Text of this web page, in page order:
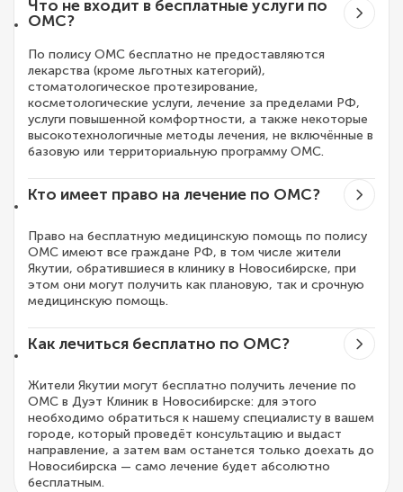
Что не входит в бесплатные услуги по
ОМС?
По полису ОМС бесплатно не предоставляются
лекарства (кроме льготных категорий),
стоматологическое протезирование,
косметологические услуги, лечение за пределами РФ,
услуги повышенной комфортности, а также некоторые
высокотехнологичные методы лечения, не включённые в
базовую или территориальную программу ОМС.
Кто имеет право на лечение по ОМС?
Право на бесплатную медицинскую помощь по полису
ОМС имеют все граждане РФ, в том числе жители
Якутии, обратившиеся в клинику в Новосибирске, при
этом они могут получить как плановую, так и срочную
медицинскую помощь.
Как лечиться бесплатно по ОМС?
Жители Якутии могут бесплатно получить лечение по
ОМС в Дуэт Клиник в Новосибирске: для этого
необходимо обратиться к нашему специалисту в вашем
городе, который проведёт консультацию и выдаст
направление, а затем вам останется только доехать до
Новосибирска — само лечение будет абсолютно
бесплатным.